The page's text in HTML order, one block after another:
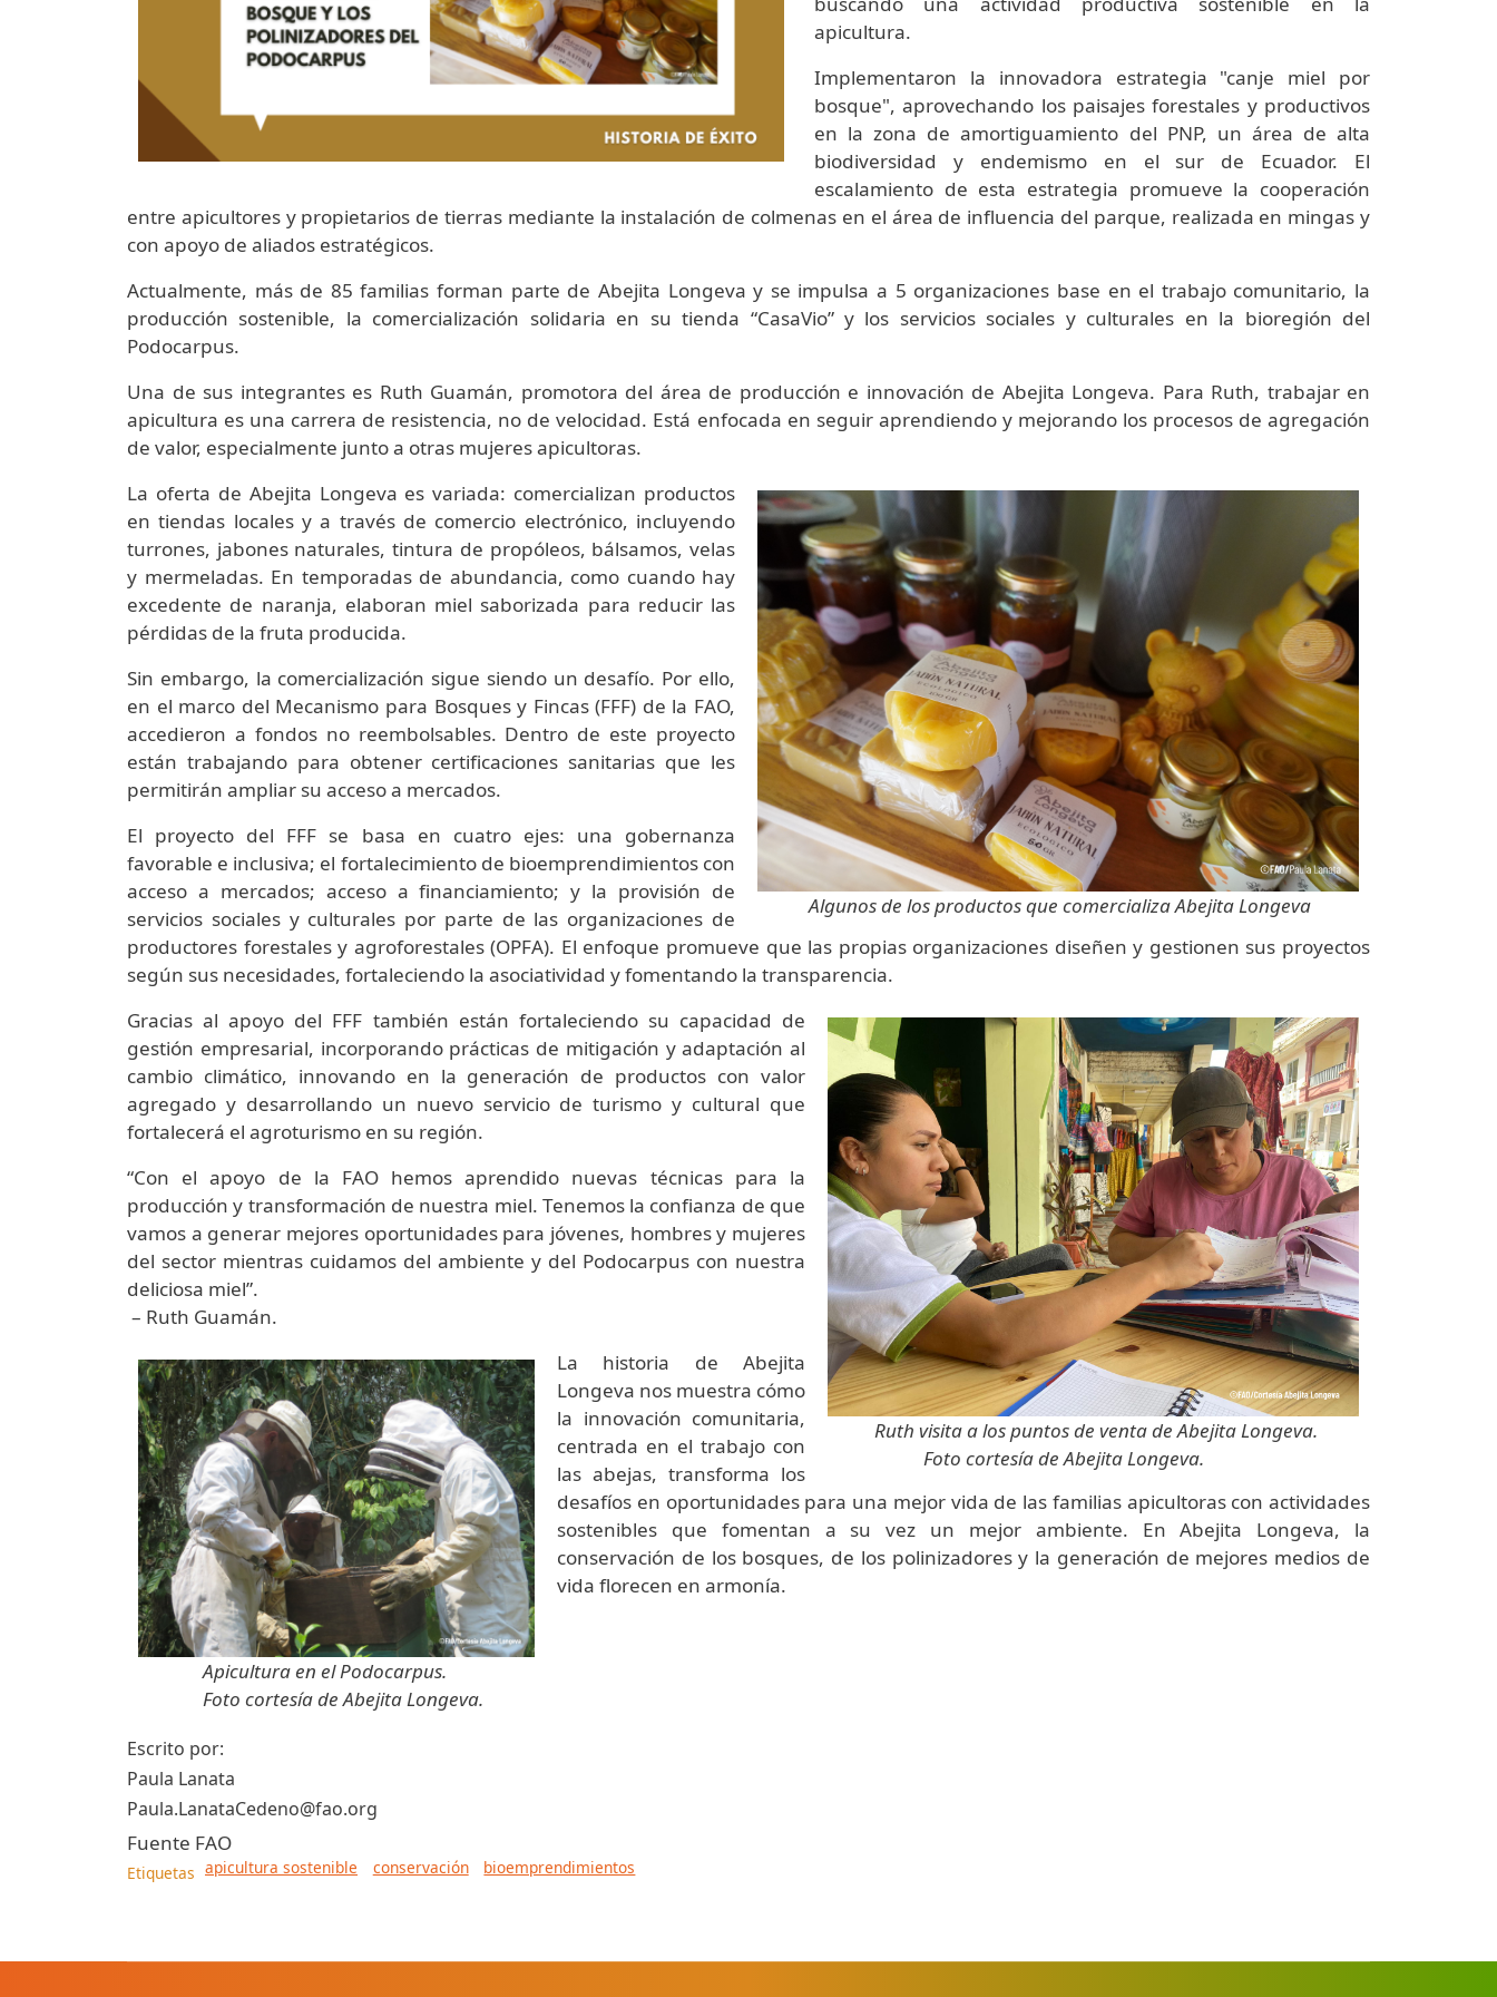
apicultura.
Implementaron la innovadora estrategia "canje miel por
bosque", aprovechando los paisajes forestales y productivos
en la zona de amortiguamiento del PNP, un área de alta
biodiversidad y endemismo en el sur de Ecuador. El
escalamiento de esta estrategia promueve la cooperación
entre apicultores y propietarios de tierras mediante la instalación de colmenas en el área de influencia del parque, realizada en mingas y
con apoyo de aliados estratégicos.
Actualmente, más de 85 familias forman parte de Abejita Longeva y se impulsa a 5 organizaciones base en el trabajo comunitario, la
producción sostenible, la comercialización solidaria en su tienda “CasaVio” y los servicios sociales y culturales en la bioregión del
Podocarpus.
Una de sus integrantes es Ruth Guamán, promotora del área de producción e innovación de Abejita Longeva. Para Ruth, trabajar en
apicultura es una carrera de resistencia, no de velocidad. Está enfocada en seguir aprendiendo y mejorando los procesos de agregación
de valor, especialmente junto a otras mujeres apicultoras.
Algunos de los productos que comercializa Abejita Longeva
La oferta de Abejita Longeva es variada: comercializan productos
en tiendas locales y a través de comercio electrónico, incluyendo
turrones, jabones naturales, tintura de propóleos, bálsamos, velas
y mermeladas. En temporadas de abundancia, como cuando hay
excedente de naranja, elaboran miel saborizada para reducir las
pérdidas de la fruta producida.
Sin embargo, la comercialización sigue siendo un desafío. Por ello,
en el marco del Mecanismo para Bosques y Fincas (FFF) de la FAO,
accedieron a fondos no reembolsables. Dentro de este proyecto
están trabajando para obtener certificaciones sanitarias que les
permitirán ampliar su acceso a mercados.
El proyecto del FFF se basa en cuatro ejes: una gobernanza
favorable e inclusiva; el fortalecimiento de bioemprendimientos con
acceso a mercados; acceso a financiamiento; y la provisión de
servicios sociales y culturales por parte de las organizaciones de
productores forestales y agroforestales (OPFA). El enfoque promueve que las propias organizaciones diseñen y gestionen sus proyectos
según sus necesidades, fortaleciendo la asociatividad y fomentando la transparencia.
Ruth visita a los puntos de venta de Abejita Longeva.
Foto cortesía de Abejita ​​Longeva.
Gracias al apoyo del FFF también están fortaleciendo su capacidad de
gestión empresarial, incorporando prácticas de mitigación y adaptación al
cambio climático, innovando en la generación de productos con valor
agregado y desarrollando un nuevo servicio de turismo y cultural que
fortalecerá el agroturismo en su región.
“Con el apoyo de la FAO hemos aprendido nuevas técnicas para la
producción y transformación de nuestra miel. Tenemos la confianza de que
vamos a generar mejores oportunidades para jóvenes, hombres y mujeres
del sector mientras cuidamos del ambiente y del Podocarpus con nuestra
deliciosa miel”.
– Ruth Guamán.
Apicultura en el Podocarpus.
Foto cortesía de Abejita Longeva.
La historia de Abejita
Longeva nos muestra cómo
la innovación comunitaria,
centrada en el trabajo con
las abejas, transforma los
desafíos en oportunidades para una mejor vida de las familias apicultoras con actividades
sostenibles que fomentan a su vez un mejor ambiente. En Abejita Longeva, la
conservación de los bosques, de los polinizadores y la generación de mejores medios de
vida florecen en armonía.
Escrito por:
Paula Lanata
Paula.LanataCedeno@fao.org
Fuente FAO
Etiquetas apicultura sostenible conservación bioemprendimientos